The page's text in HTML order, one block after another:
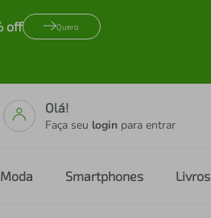
off Quero
Olá!
Faça seu login para entrar
Moda Smartphones Livros